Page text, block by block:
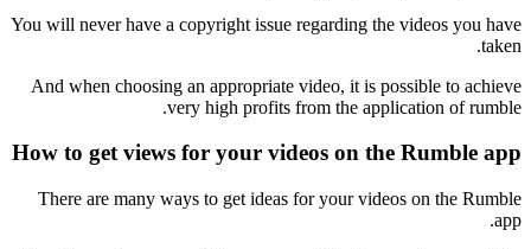
You will never have a copyright issue regarding the videos you have
taken.
And when choosing an appropriate video, it is possible to achieve
very high profits from the application of rumble.
How to get views for your videos on the Rumble app
There are many ways to get ideas for your videos on the Rumble
app.